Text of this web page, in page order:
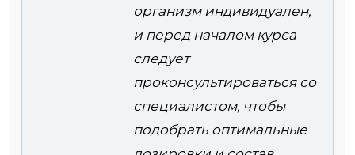
организм индивидуален,
и перед началом курса
следует
проконсультироваться со
специалистом, чтобы
подобрать оптимальные